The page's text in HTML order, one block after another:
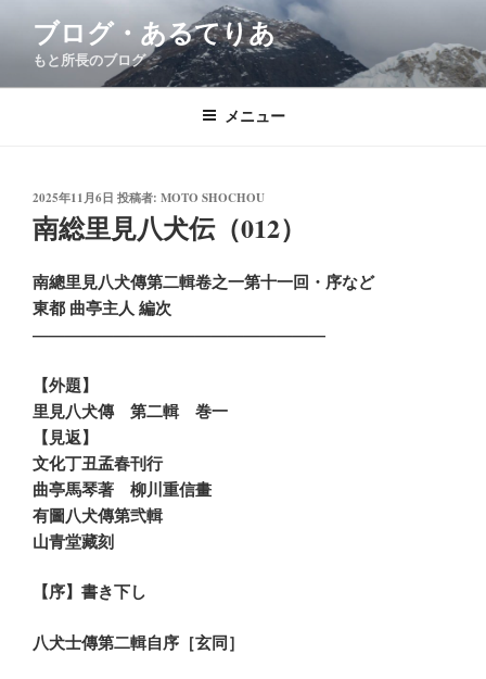
ン
ブログ・あるてりあ
もと所長のブログ
メニュー
投
稿
日:
2025年11月6日 投稿者: MOTO SHOCHOU
南総里見八犬伝（012）
南總里見八犬傳第二輯卷之一第十一回・序など
東都 曲亭主人 編次
——————————————————
【外題】
里見八犬傳 第二輯 巻一
【見返】
文化丁丑孟春刊行
曲亭馬琴著 柳川重信畫
有圖八犬傳第弐輯
山青堂藏刻
【序】書き下し
八犬士傳第二輯自序［玄同］